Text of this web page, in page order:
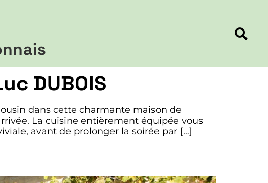
DUBOIS
dans cette charmante maison de
La cuisine entièrement équipée vous
avant de prolonger la soirée par […]